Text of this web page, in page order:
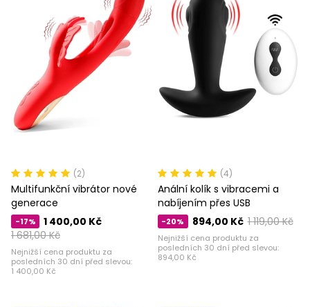
(2)
Multifunkční vibrátor nové
generace
-17%
1 681,00 Kč
1 400,00 Kč
Nejnižší cena produktu za
posledních 30 dní před slevou:
1 400,00 Kč
(4)
Anální kolík s vibracemi a
nabíjením přes USB
-20% 1 119,00 Kč
894,00 Kč
Nejnižší cena produktu za
posledních 30 dní před slevou:
894,00 Kč